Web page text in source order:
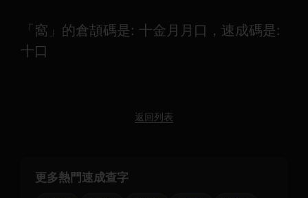
「窩」的倉頡碼是: 十金月月口，速成碼是:
十口
返回列表
更多熱門速成查字